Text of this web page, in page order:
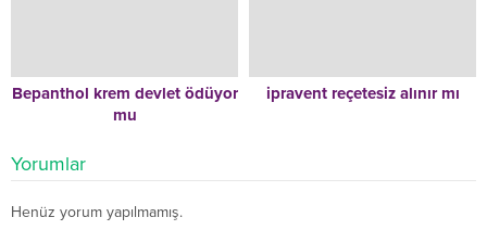
Bepanthol krem devlet ödüyor
mu
ipravent reçetesiz alınır mı
Yorumlar
Henüz yorum yapılmamış.